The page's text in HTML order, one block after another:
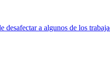
a algunos de los